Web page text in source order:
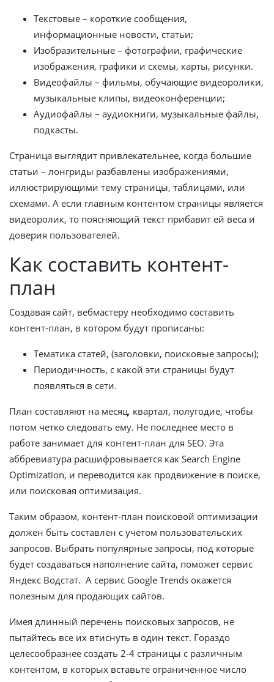
Текстовые – короткие сообщения,
информационные новости, статьи;
Изобразительные – фотографии, графические
изображения, графики и схемы, карты, рисунки.
Видеофайлы – фильмы, обучающие видеоролики,
музыкальные клипы, видеоконференции;
Аудиофайлы – аудиокниги, музыкальные файлы,
подкасты.
Страница выглядит привлекательнее, когда большие
статьи – лонгриды разбавлены изображениями,
иллюстрирующими тему страницы, таблицами, или
схемами. А если главным контентом страницы является
видеоролик, то поясняющий текст прибавит ей веса и
доверия пользователей.
Как составить контент-
план
Создавая сайт, вебмастеру необходимо составить
контент-план, в котором будут прописаны:
Тематика статей, (заголовки, поисковые запросы);
Периодичность, с какой эти страницы будут
появляться в сети.
План составляют на месяц, квартал, полугодие, чтобы
потом четко следовать ему. Не последнее место в
работе занимает для контент-план для SEO. Эта
аббревиатура расшифровывается как Search Engine
Optimization, и переводится как продвижение в поиске,
или поисковая оптимизация.
Таким образом, контент-план поисковой оптимизации
должен быть составлен с учетом пользовательских
запросов. Выбрать популярные запросы, под которые
будет создаваться наполнение сайта, поможет сервис
Яндекс Водстат. А сервис Google Trends окажется
полезным для продающих сайтов.
Имея длинный перечень поисковых запросов, не
пытайтесь все их втиснуть в один текст. Гораздо
целесообразнее создать 2-4 страницы с различным
контентом, в которых вставьте ограниченное число